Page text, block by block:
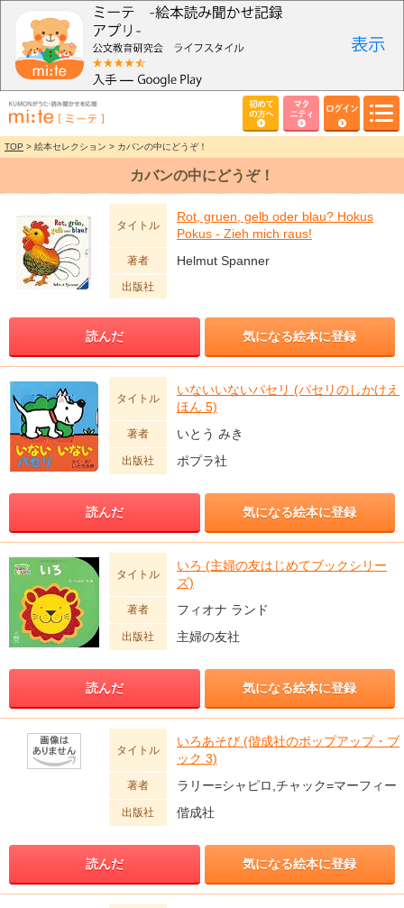
初めて
の方へ
マタ
ニティ
ログイン
TOP > 絵本セレクション > カバンの中にどうぞ！
カバンの中にどうぞ！
タイトル
Rot, gruen, gelb oder blau? Hokus
Pokus - Zieh mich raus!
著者 Helmut Spanner
出版社
読んだ 気になる絵本に登録
タイトル
いないいないパセリ (パセリのしかけえ
ほん 5)
著者 いとう みき
出版社 ポプラ社
読んだ 気になる絵本に登録
タイトル
いろ (主婦の友はじめてブックシリー
ズ)
著者 フィオナ ランド
出版社 主婦の友社
読んだ 気になる絵本に登録
タイトル
いろあそび (偕成社のポップアップ・ブ
ック 3)
著者 ラリー=シャピロ,チャック=マーフィー
出版社 偕成社
読んだ 気になる絵本に登録